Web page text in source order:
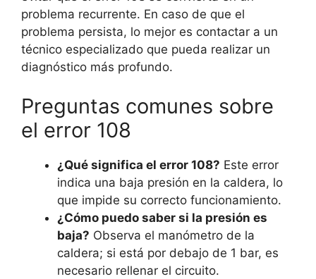
problema recurrente. En caso de que el
problema persista, lo mejor es contactar a un
técnico especializado que pueda realizar un
diagnóstico más profundo.
Preguntas comunes sobre
el error 108
¿Qué significa el error 108? Este error
indica una baja presión en la caldera, lo
que impide su correcto funcionamiento.
¿Cómo puedo saber si la presión es
baja? Observa el manómetro de la
caldera; si está por debajo de 1 bar, es
necesario rellenar el circuito.